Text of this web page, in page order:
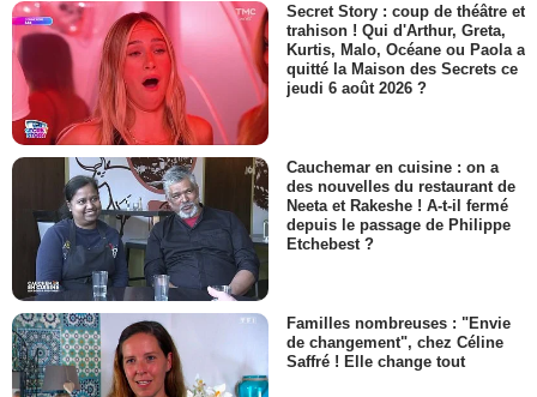
Secret Story : coup de théâtre et
trahison ! Qui d'Arthur, Greta,
Kurtis, Malo, Océane ou Paola a
quitté la Maison des Secrets ce
jeudi 6 août 2026 ?
Cauchemar en cuisine : on a
des nouvelles du restaurant de
Neeta et Rakeshe ! A-t-il fermé
depuis le passage de Philippe
Etchebest ?
Familles nombreuses : "Envie
de changement", chez Céline
Saffré ! Elle change tout